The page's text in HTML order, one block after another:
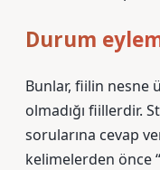
Durum
Bunlar, fiilin nesne
olmadığı fiillerdir.
sorularına cevap
kelimelerden önce